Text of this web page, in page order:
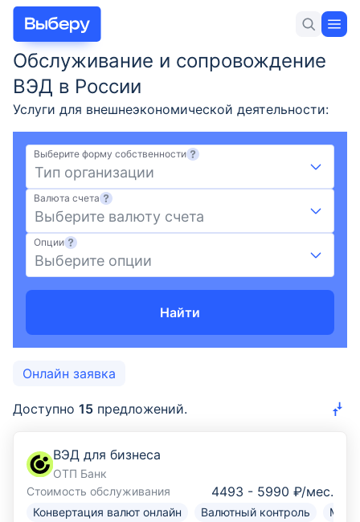
Для себя Для бизнеса Новости и статьи
Лучшие предложения
РКО
Кредиты для бизнеса
Регистрация бизнеса
Эквайринг
ВЭД
Депозиты для бизнеса
Бизнес-карты
Обслуживание и сопровождение
ВЭД в России
Услуги для внешнеэкономической деятельности:
сопровождение внешнеторговых контрактов,
валютный контроль, обслуживание валютного
счета, сравнить актуальные переложения на
сегодня 09.08.2026, выбрать банк для ведения ВЭД
на Выберу.ру
Выберите форму собственности
Тип организации
Валюта счета
Выберите валюту счета
Опции
Выберите опции
Найти
Онлайн заявка
Доступно 15 предложений.
ВЭД для бизнеса
ОТП Банк
Стоимость обслуживания
4493 - 5990 ₽/мес.
Конвертация валют онлайн Валютный контроль